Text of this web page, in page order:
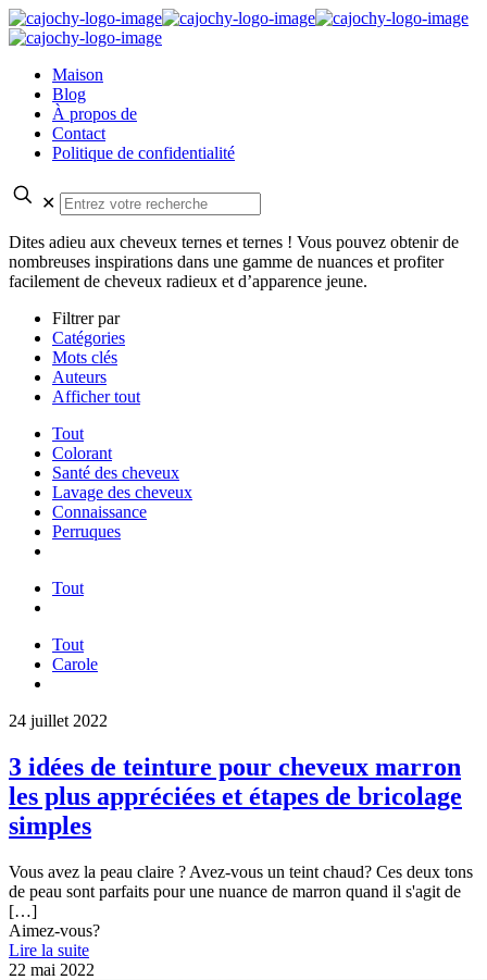
Maison
Blog
À propos de
Contact
Politique de confidentialité
✕
Dites adieu aux cheveux ternes et ternes ! Vous pouvez obtenir de
nombreuses inspirations dans une gamme de nuances et profiter
facilement de cheveux radieux et d’apparence jeune.
Filtrer par
Catégories
Mots clés
Auteurs
Afficher tout
Tout
Colorant
Santé des cheveux
Lavage des cheveux
Connaissance
Perruques
Tout
Tout
Carole
24 juillet 2022
3 idées de teinture pour cheveux marron
les plus appréciées et étapes de bricolage
simples
Vous avez la peau claire ? Avez-vous un teint chaud? Ces deux tons
de peau sont parfaits pour une nuance de marron quand il s'agit de
[…]
Aimez-vous?
Lire la suite
22 mai 2022